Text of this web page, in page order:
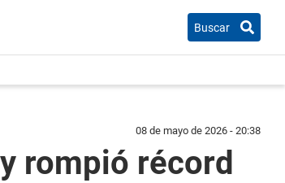
Buscar
08 de mayo de 2026 - 20:38
rompió récord